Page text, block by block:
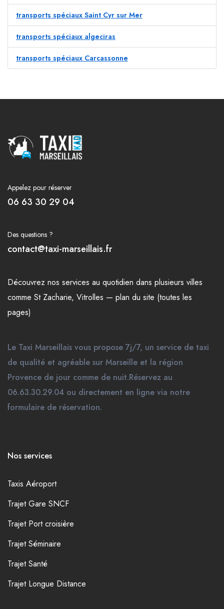
transports spéciaux Saint Cyr sur Mer
transports spéciaux algeciras
transports spéciaux Carcassonne
Appelez pour réserver
06 63 30 29 04
Des questions ?
contact@taxi-marseillais.fr
Découvrez nos services au quotidien dans plusieurs villes
comme St Zacharie, Vitrolles — plan du site (toutes les
pages)
Le Taxi Marseillais vous propose 7j/7, un service de taxi
de qualité et agréable sur Marseille et la région
Provence de jour comme de nuit.Réservez au
06.63.30.29.04 ou directement en ligne via notre
formulaire de réservation.
Nos services
Taxis Aéroport
Trajet Gare SNCF
Trajet Port croisière
Trajet Séminaire
Trajet Santé
Trajet Longue Distance